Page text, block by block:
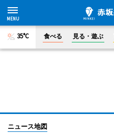
35°C 食べる 見る・遊ぶ
ニュース地図